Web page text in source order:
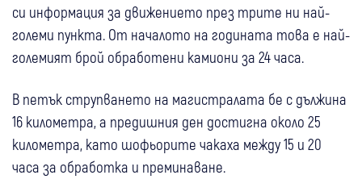
си информация за движението през трите ни най-
големи пункта. От началото на годината това е най-
големият брой обработени камиони за 24 часа.
В петък струпването на магистралата бе с дължина
16 километра, а предишния ден достигна около 25
километра, като шофьорите чакаха между 15 и 20
часа за обработка и преминаване.